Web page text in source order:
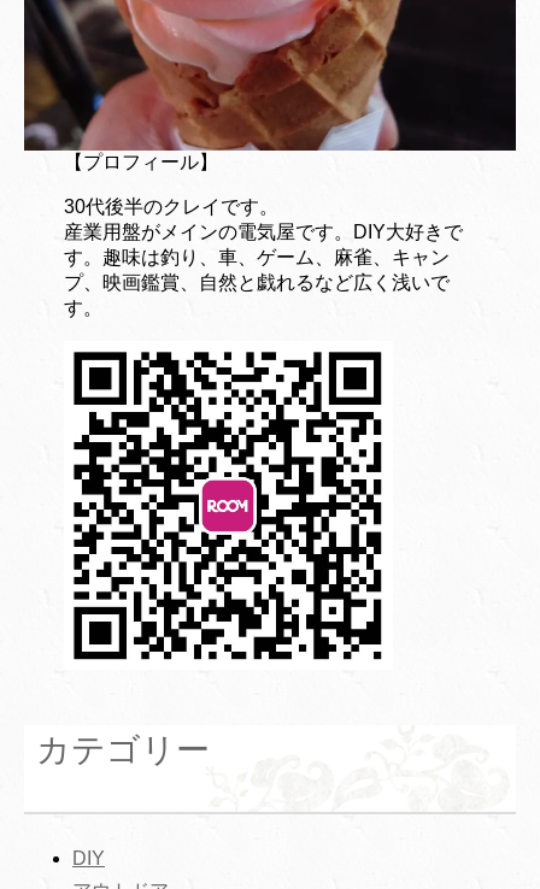
【プロフィール】
30代後半のクレイです。
産業用盤がメインの電気屋です。DIY大好きで
す。趣味は釣り、車、ゲーム、麻雀、キャン
プ、映画鑑賞、自然と戯れるなど広く浅いで
す。
カテゴリー
DIY